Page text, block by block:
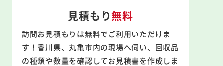
見積もり無料
訪問お見積もりは無料でご利用いただけま
す！香川県、丸亀市内の現場へ伺い、回収品
の種類や数量を確認してお見積書を作成しま